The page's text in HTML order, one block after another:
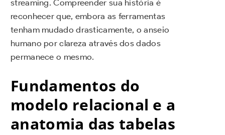
streaming. Compreender sua história é
reconhecer que, embora as ferramentas
tenham mudado drasticamente, o anseio
humano por clareza através dos dados
permanece o mesmo.
Fundamentos do
modelo relacional e a
anatomia das tabelas